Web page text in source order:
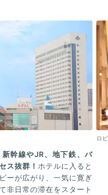
ロ
新幹線やJR、地下鉄、バ
ス抜群！ホテルに入ると
ーが広がり、一気に寛ぎ
非日常の滞在をスタート